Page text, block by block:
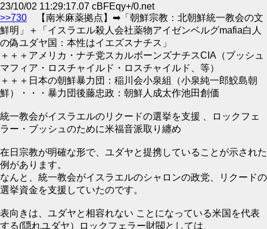
23/10/02 11:29:17.07 cBFEqy+/0.net
>>730 【南米麻薬拠点】➡「朝鮮宗教：北朝鮮統一教会の文
鮮明」＋「イスラエル殺人会社薬物アイゼンベルグmafia白人
の偽ユダヤ国：本性はイエズスナチス」
＋＋＋アメリカ・ナチ党スカルボーンズナチスCIA（ブッシュ
マフィア・ロスチャイルド・ロスチャイルド、等）
＋＋＋日本の朝鮮暴力団：稲川会小泉組（小泉純一郎鮫島朝
鮮）・・・暴力団後藤忠政：朝鮮人成太作池田創価
統一教会がイスラエルのリクードの選挙を支援 、ロックフェ
ラー・ブッシュのために米福音派取り纏め
在日宗教が明確な形で、ユダヤと提携していることが示された
例があります。
なんと、統一教会がイスラエルのシャロンの政党、リクードの
選挙資金を支援していたのです。
表向きは、ユダヤと相容れない ことになっている米国を代表
する(隠れユダヤ）ロックフェラー財閥としては、